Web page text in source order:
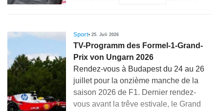
Sport 25. Juli 2026
TV-Programm des Formel-1-Grand-
Prix von Ungarn 2026
Rendez-vous à Budapest du 24 au 26
juillet pour la onzième manche de la
saison 2026 de F1. Dernier rendez-
vous avant la trêve estivale, le Grand